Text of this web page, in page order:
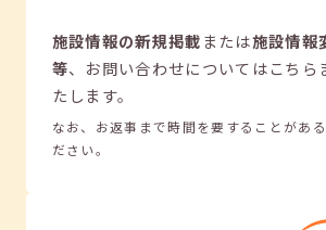
施設情報の新規掲載または施設情報
等、 お問い合わせについてはこちら
たします。
なお、お返事まで時間を要することがあ
ださい。